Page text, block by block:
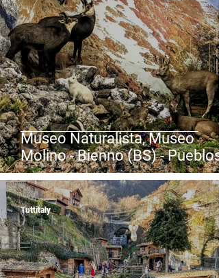
Museo Naturalista, Museo
Molino - Bienno (BS) - Pueblos
más bellos de Italia - Valle
Camónica - Lombardía
Tuttitaly